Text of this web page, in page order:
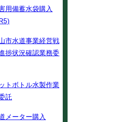
用備蓄水袋購入
市水道事業経営戦
捗状況確認業務委
トボトル水製作業
託
メーター購入